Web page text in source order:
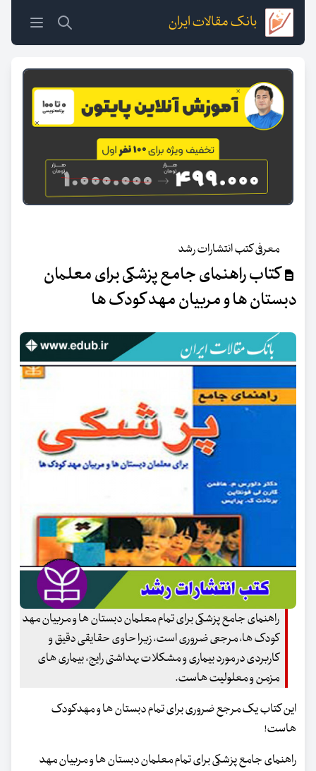
بانک مقالات ایران
معرفی کتب انتشارات رشد
کتاب راهنمای جامع پزشکی برای معلمان
دبستان ها و مربیان مهد کودک ها
راهنمای جامع پزشکی برای تمام معلمان دبستان ها و مربیان مهد
کودک ها، مرجعی ضروری است، زیرا حاوی حقایقی دقیق و
کاربردی در مورد بیماری و مشکلات بهداشتی رایج، بیماری های
مزمن و معلولیت هاست.
این کتاب یک مرجع ضروری برای تمام دبستان ها و مهدکودک
هاست!
راهنمای جامع پزشکی برای تمام معلمان دبستان ها و مربیان مهد